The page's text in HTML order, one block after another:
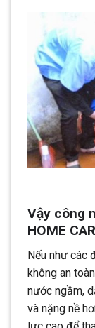
Vậy công
HOME
Nếu như các
không an
nước ngầm,
và nặng nề